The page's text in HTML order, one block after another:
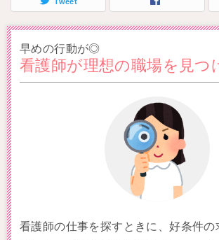
早めの行動が◎
看護師が理想の職場を見つ
看護師の仕事を探すときに、好条件の